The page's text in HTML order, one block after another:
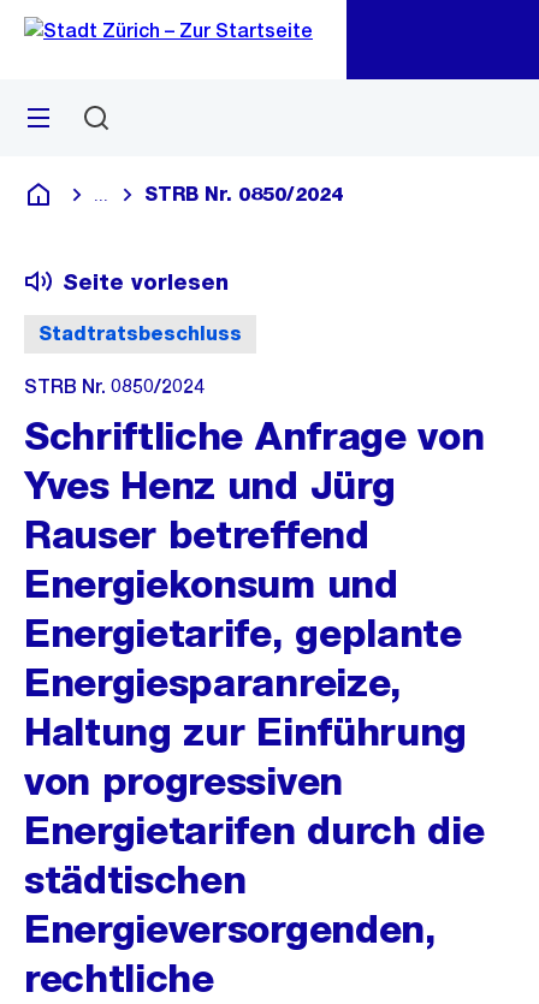
Navigation
Sprunglink
Menü
Deutsch
Blende alle Breadcrumbs ein
STRB Nr. 0850/2024
Stadtratsbeschluss
Seite vorlesen
STRB Nr. 0850/2024
Schriftliche Anfrage von
Yves Henz und Jürg
Rauser betreffend
Energiekonsum und
Energietarife, geplante
Energiesparanreize,
Haltung zur Einführung
von progressiven
Energietarifen durch die
städtischen
Energieversorgenden,
rechtliche